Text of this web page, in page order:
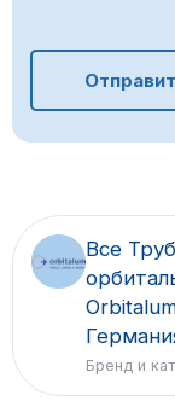
Все
Бренд и